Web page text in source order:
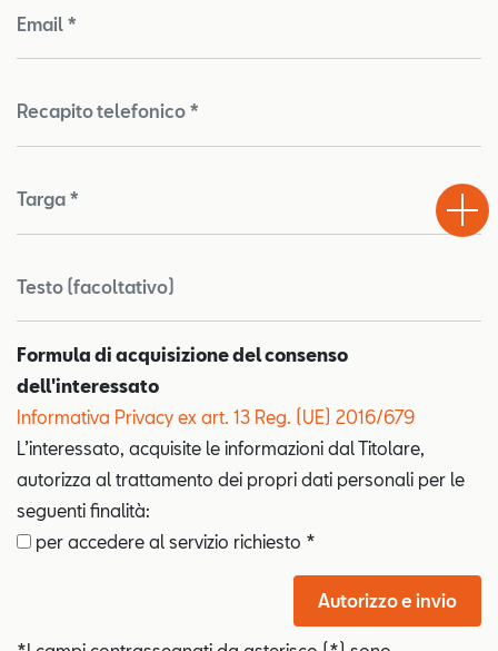
Email *
Recapito telefonico *
Targa *
Testo (facoltativo)
Formula di acquisizione del consenso
dell'interessato
Informativa Privacy ex art. 13 Reg. (UE) 2016/679
L’interessato, acquisite le informazioni dal Titolare,
autorizza al trattamento dei propri dati personali per le
seguenti finalità:
per accedere al servizio richiesto *
Autorizzo e invio
Drive
Chiama